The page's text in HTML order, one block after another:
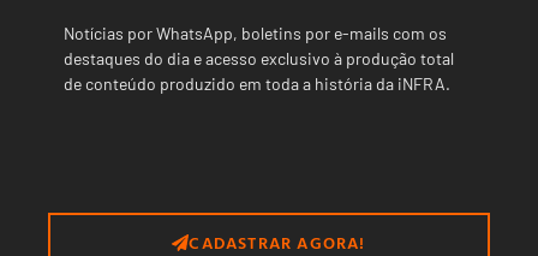
Notícias por WhatsApp, boletins por e-mails com os
destaques do dia e acesso exclusivo à produção total
de conteúdo produzido em toda a história da iNFRA.
CADASTRAR AGORA!